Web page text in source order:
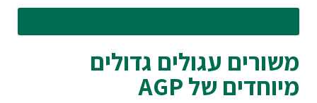
משורים עגולים גדולים
מיוחדים של AGP